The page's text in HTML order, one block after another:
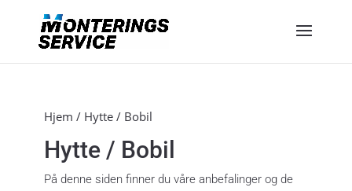
Hjem / Hytte / Bobil
Hytte / Bobil
På denne siden finner du våre anbefalinger og de